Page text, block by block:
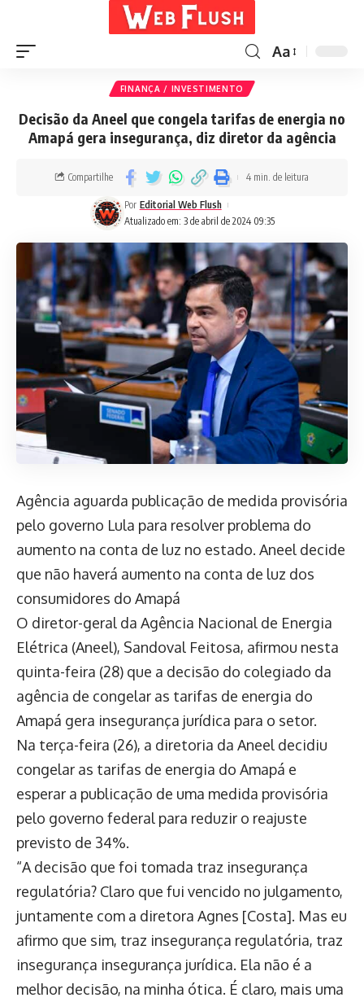
Aa
FINANÇA / INVESTIMENTO
Decisão da Aneel que congela tarifas de energia no
Amapá gera insegurança, diz diretor da agência
Atualizado em: 3 de abril de 2024 09:35
Por Editorial Web Flush
Compartilhe 4 min. de leitura
Agência aguarda publicação de medida provisória
pelo governo Lula para resolver problema do
aumento na conta de luz no estado. Aneel decide
que não haverá aumento na conta de luz dos
consumidores do Amapá
O diretor-geral da Agência Nacional de Energia
Elétrica (Aneel), Sandoval Feitosa, afirmou nesta
quinta-feira (28) que a decisão do colegiado da
agência de congelar as tarifas de energia do
Amapá gera insegurança jurídica para o setor.
Na terça-feira (26), a diretoria da Aneel decidiu
congelar as tarifas de energia do Amapá e
esperar a publicação de uma medida provisória
pelo governo federal para reduzir o reajuste
previsto de 34%.
“A decisão que foi tomada traz insegurança
regulatória? Claro que fui vencido no julgamento,
juntamente com a diretora Agnes [Costa]. Mas eu
afirmo que sim, traz insegurança regulatória, traz
insegurança insegurança jurídica. Ela não é a
melhor decisão, na minha ótica. É claro, mais uma